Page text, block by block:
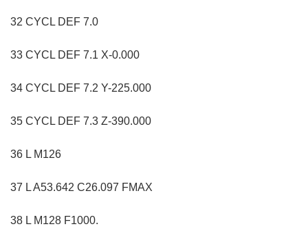
32 CYCL DEF 7.0
33 CYCL DEF 7.1 X-0.000
34 CYCL DEF 7.2 Y-225.000
35 CYCL DEF 7.3 Z-390.000
36 L M126
37 L A53.642 C26.097 FMAX
38 L M128 F1000.